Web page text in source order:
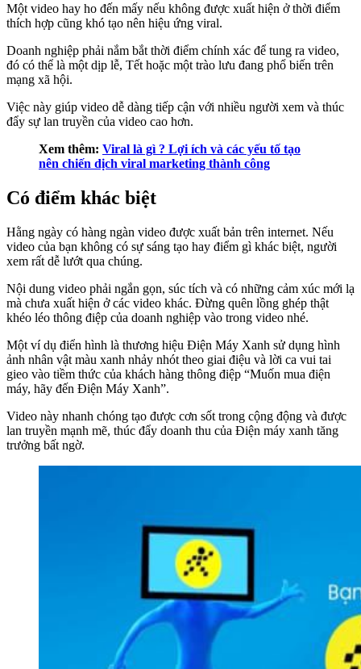
Một video hay ho đến mấy nếu không được xuất hiện ở thời điểm
thích hợp cũng khó tạo nên hiệu ứng viral.
Doanh nghiệp phải nắm bắt thời điểm chính xác để tung ra video,
đó có thể là một dịp lễ, Tết hoặc một trào lưu đang phổ biến trên
mạng xã hội.
Việc này giúp video dễ dàng tiếp cận với nhiều người xem và thúc
đẩy sự lan truyền của video cao hơn.
Xem thêm: Viral là gì ? Lợi ích và các yếu tố tạo
nên chiến dịch viral marketing thành công
Có điểm khác biệt
Hằng ngày có hàng ngàn video được xuất bản trên internet. Nếu
video của bạn không có sự sáng tạo hay điểm gì khác biệt, người
xem rất dễ lướt qua chúng.
Nội dung video phải ngắn gọn, súc tích và có những cảm xúc mới lạ
mà chưa xuất hiện ở các video khác. Đừng quên lồng ghép thật
khéo léo thông điệp của doanh nghiệp vào trong video nhé.
Một ví dụ điển hình là thương hiệu Điện Máy Xanh sử dụng hình
ảnh nhân vật màu xanh nhảy nhót theo giai điệu và lời ca vui tai
gieo vào tiềm thức của khách hàng thông điệp “Muốn mua điện
máy, hãy đến Điện Máy Xanh”.
Video này nhanh chóng tạo được cơn sốt trong cộng động và được
lan truyền mạnh mẽ, thúc đẩy doanh thu của Điện máy xanh tăng
trưởng bất ngờ.